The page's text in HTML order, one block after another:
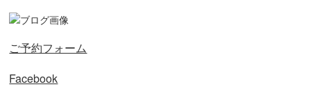
ご予約フォーム
Facebook